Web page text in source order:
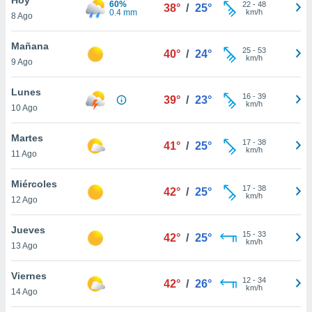
y
en
más
de
8 Ago
60%
0.4 mm
38° / 25° 22- 48
km/h
Mañana
9 Ago
40° / 24° 25- 53
km/h
Lunes
10 Ago
39° / 23° 16- 39
km/h
Martes
11 Ago
41° / 25° 17- 38
km/h
Miércoles
12 Ago
42° / 25° 17- 38
km/h
Jueves
13 Ago
42° / 25° 15- 33
km/h
Viernes
14 Ago
42° / 26° 12- 34
km/h